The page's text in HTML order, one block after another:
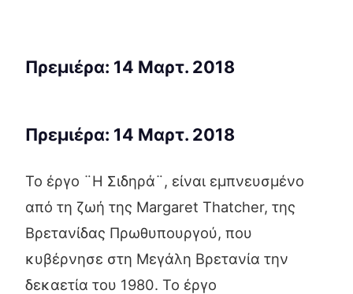
Πρεμιέρα: 14 Μαρτ. 2018
Πρεμιέρα: 14 Μαρτ. 2018
Το έργο ¨Η Σιδηρά¨, είναι εμπνευσμένο
από τη ζωή της Margaret Thatcher, της
Βρετανίδας Πρωθυπουργού, που
κυβέρνησε στη Μεγάλη Βρετανία την
δεκαετία του 1980. Το έργο